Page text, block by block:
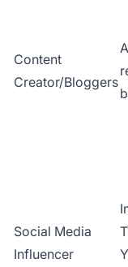
Content
Creator/Bloggers
Social Media
Influencer